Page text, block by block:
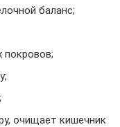
баланс;
покровов;
очищает кишечник